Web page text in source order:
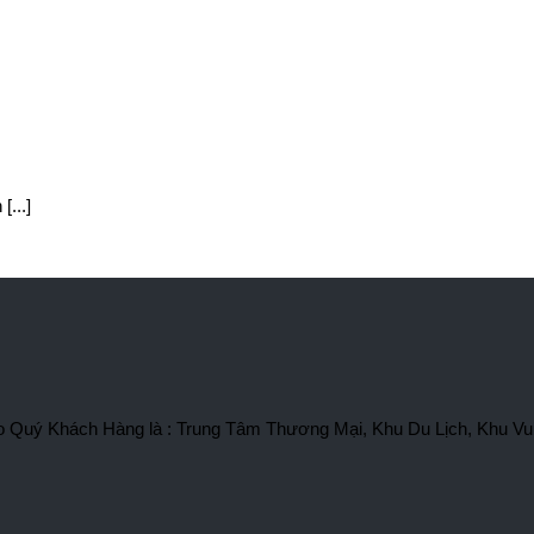
[...]
Khách Hàng là : Trung Tâm Thương Mại, Khu Du Lịch, Khu